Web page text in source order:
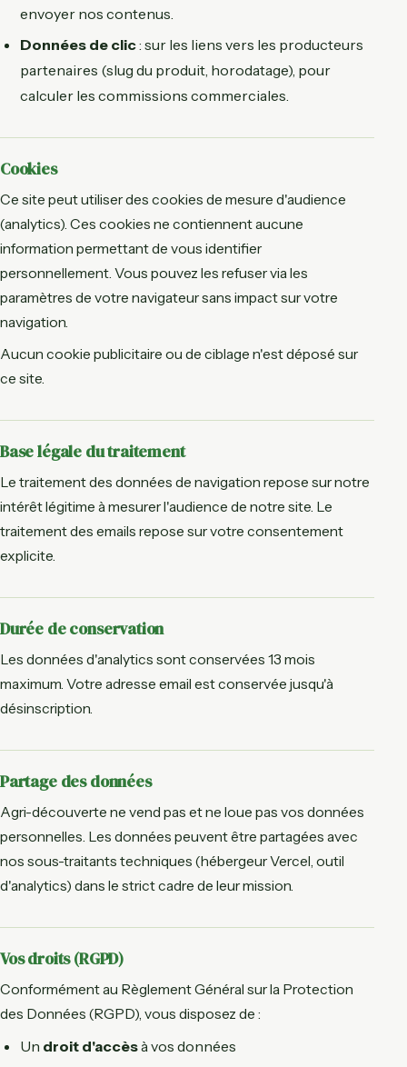
envoyer nos contenus.
Données de clic: sur les liens vers les producteurs
partenaires (slug du produit, horodatage), pour
calculer les commissions commerciales.
Cookies
Ce site peut utiliser des cookies de mesure d'audience
(analytics). Ces cookies ne contiennent aucune
information permettant de vous identifier
personnellement. Vous pouvez les refuser via les
paramètres de votre navigateur sans impact sur votre
navigation.
Aucun cookie publicitaire ou de ciblage n'est déposé sur
ce site.
Base légale du traitement
Le traitement des données de navigation repose sur notre
intérêt légitime à mesurer l'audience de notre site. Le
traitement des emails repose sur votre consentement
explicite.
Durée de conservation
Les données d'analytics sont conservées 13 mois
maximum. Votre adresse email est conservée jusqu'à
désinscription.
Partage des données
Agri-découverte ne vend pas et ne loue pas vos données
personnelles. Les données peuvent être partagées avec
nos sous-traitants techniques (hébergeur Vercel, outil
d'analytics) dans le strict cadre de leur mission.
Vos droits (RGPD)
Conformément au Règlement Général sur la Protection
des Données (RGPD), vous disposez de :
Un droit d'accèsà vos données